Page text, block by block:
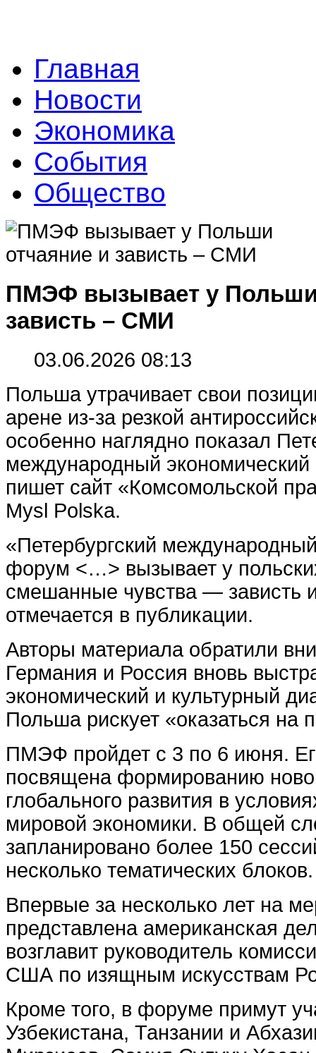
Главная
Новости
Экономика
События
Общество
ПМЭФ вызывает у Польши
зависть – СМИ
03.06.2026 08:13
Польша утрачивает свои
арене из-за резкой
особенно наглядно показал
международный
пишет сайт «Комсомольской
Mysl Polska.
«Петербургский
форум <…> вызывает у
смешанные чувства — зависть
отмечается в публикации.
Авторы материала обратили
Германия и Россия вновь
экономический и культурный
Польша рискует «оказаться
ПМЭФ пройдет с 3 по 6 июня.
посвящена формированию
глобального развития в
мировой экономики. В общей
запланировано более 150
несколько тематических блоков.
Впервые за несколько лет на
представлена американская
возглавит руководитель
США по изящным искусствам
Кроме того, в форуме примут
Узбекистана, Танзании и